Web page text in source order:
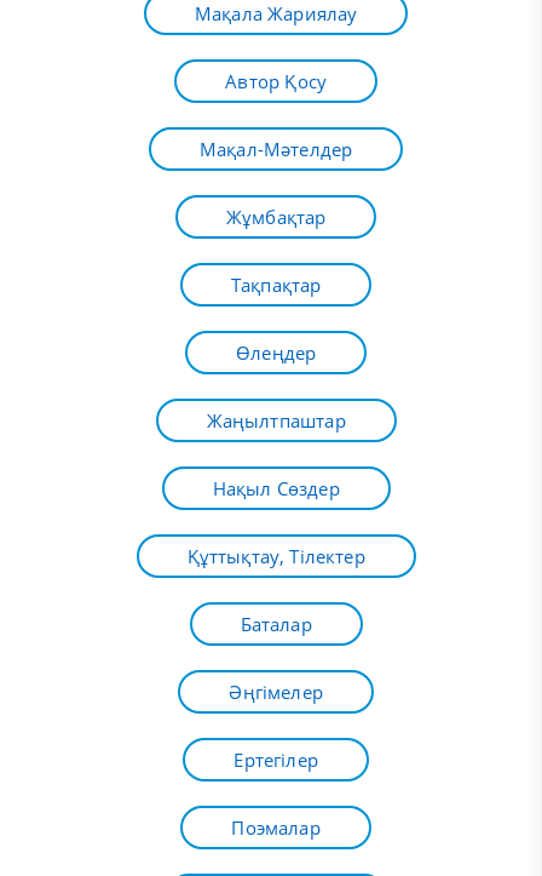
Мақала Жариялау
Автор Қосу
Мақал-Мәтелдер
Жұмбақтар
Тақпақтар
Өлеңдер
Жаңылтпаштар
Нақыл Сөздер
Құттықтау, Тілектер
Баталар
Әңгімелер
Ертегілер
Поэмалар